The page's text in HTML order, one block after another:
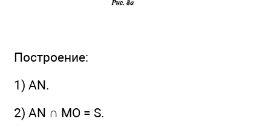
Построение:
1) AN.
2) AN ∩ МО = S.